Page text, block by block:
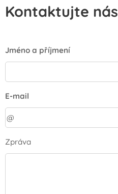
Kontaktujte nás
Jméno a příjmení
E-mail
Zpráva